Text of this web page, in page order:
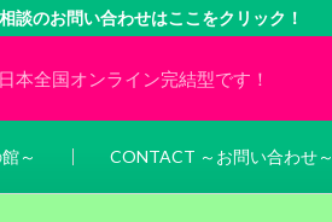
談のお問い合わせはここをクリック！
本全国オンライン完結型です！
～ CONTACT ～お問い合わせ～